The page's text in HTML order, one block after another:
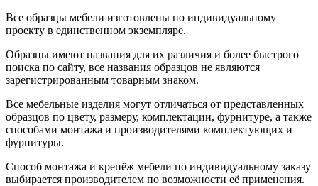
Все образцы мебели изготовлены по индивидуальному
проекту в единственном экземпляре.
Образцы имеют названия для их различия и более быстрого
поиска по сайту, все названия образцов не являются
зарегистрированным товарным знаком.
Все мебельные изделия могут отличаться от представленных
образцов по цвету, размеру, комплектации, фурнитуре, а также
способами монтажа и производителями комплектующих и
фурнитуры.
Способ монтажа и крепёж мебели по индивидуальному заказу
выбирается производителем по возможности её применения.